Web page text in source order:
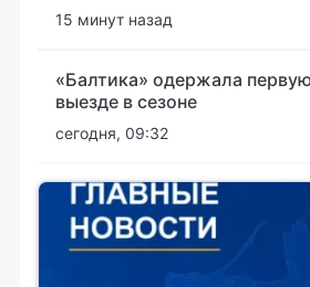
15 минут назад
«Балтика» одержала
выезде в сезоне
сегодня, 09:32